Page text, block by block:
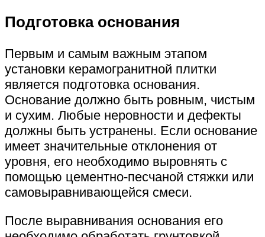
Подготовка основания
Первым и самым важным этапом
установки керамогранитной плитки
является подготовка основания.
Основание должно быть ровным, чистым
и сухим. Любые неровности и дефекты
должны быть устранены. Если основание
имеет значительные отклонения от
уровня, его необходимо выровнять с
помощью цементно-песчаной стяжки или
самовыравнивающейся смеси.
После выравнивания основания его